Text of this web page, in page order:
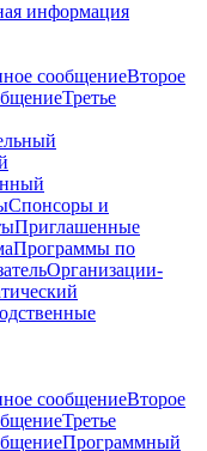
информация
сообщениеВторое
Третье
Спонсоры и
Приглашенные
Программы по
Организации-
сообщениеВторое
Третье
Программный